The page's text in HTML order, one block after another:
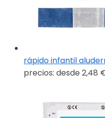
rápido infantil
precios: desde 2,48